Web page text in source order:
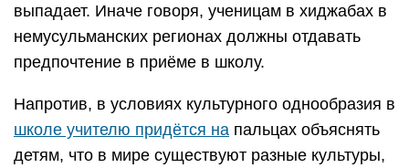
выпадает. Иначе говоря, ученицам в хиджабах в
немусульманских регионах должны отдавать
предпочтение в приёме в школу.
Напротив, в условиях культурного однообразия в
школе учителю придётся на пальцах объяснять
детям, что в мире существуют разные культуры,